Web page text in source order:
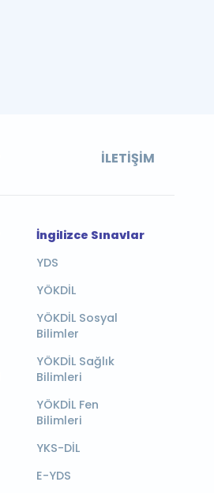
İLETIŞIM
İngilizce Sınavlar
YDS
YÖKDİL
YÖKDİL Sosyal
Bilimler
YÖKDİL Sağlık
Bilimleri
YÖKDİL Fen
Bilimleri
YKS-DİL
E-YDS